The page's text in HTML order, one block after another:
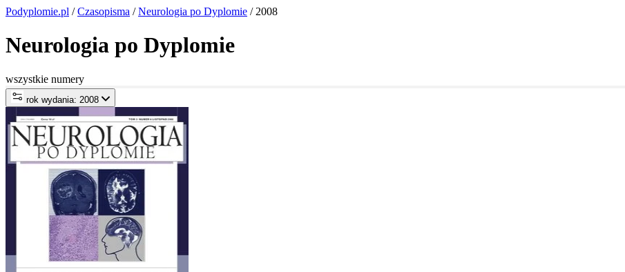
Podyplomie.pl /Czasopisma /Neurologia po Dyplomie / 2008
Neurologia po Dyplomie
wszystkie numery
rok wydania: 2008